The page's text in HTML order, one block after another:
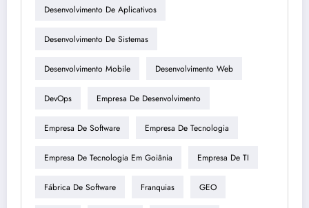
Desenvolvimento De Aplicativos
Desenvolvimento De Sistemas
Desenvolvimento Mobile Desenvolvimento Web
DevOps Empresa De Desenvolvimento
Empresa De Software Empresa De Tecnologia
Empresa De Tecnologia Em Goiânia Empresa De TI
Fábrica De Software Franquias GEO